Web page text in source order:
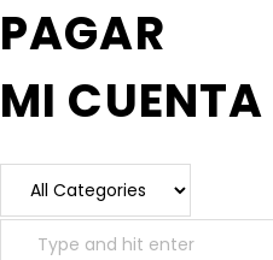
PAGAR
MI CUENTA